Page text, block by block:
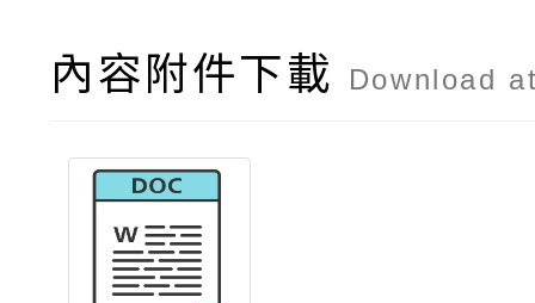
內容附件下載 Download